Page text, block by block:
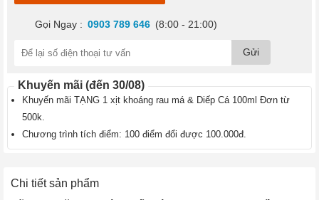
chức
năng
sức
khỏe
phẩm
chức
năng
làm
đẹp
›
hóa
Online
Gọi Ngay : 0903 789 646 (8:00 - 21:00)
Gửi
Khuyến mãi (đến 30/08)
Khuyến mãi TẶNG 1 xịt khoáng rau má & Diếp Cá 100ml Đơn từ
500k.
Chương trình tích điểm: 100 điểm đổi được 100.000đ.
Chi tiết sản phẩm